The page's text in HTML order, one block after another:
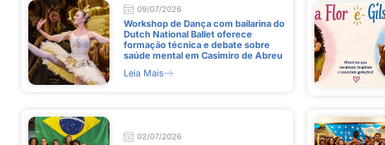
09/07/2026
Workshop de Dança com bailarina do
Dutch National Ballet oferece
formação técnica e debate sobre
saúde mental em Casimiro de Abreu
Leia Mais
02/07/2026